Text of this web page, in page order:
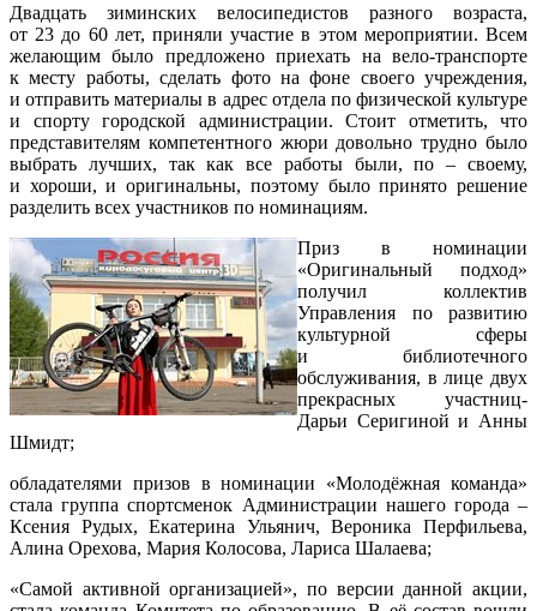
Двадцать зиминских велосипедистов разного возраста,
от 23 до 60 лет, приняли участие в этом мероприятии. Всем
желающим было предложено приехать на вело-транспорте
к месту работы, сделать фото на фоне своего учреждения,
и отправить материалы в адрес отдела по физической культуре
и спорту городской администрации. Стоит отметить, что
представителям компетентного жюри довольно трудно было
выбрать лучших, так как все работы были, по – своему,
и хороши, и оригинальны, поэтому было принято решение
разделить всех участников по номинациям.
Приз в номинации
«Оригинальный подход»
получил коллектив
Управления по развитию
культурной сферы
и библиотечного
обслуживания, в лице двух
прекрасных участниц-
Дарьи Серигиной и Анны
Шмидт;
обладателями призов в номинации «Молодёжная команда»
стала группа спортсменок Администрации нашего города –
Ксения Рудых, Екатерина Ульянич, Вероника Перфильева,
Алина Орехова, Мария Колосова, Лариса Шалаева;
«Самой активной организацией», по версии данной акции,